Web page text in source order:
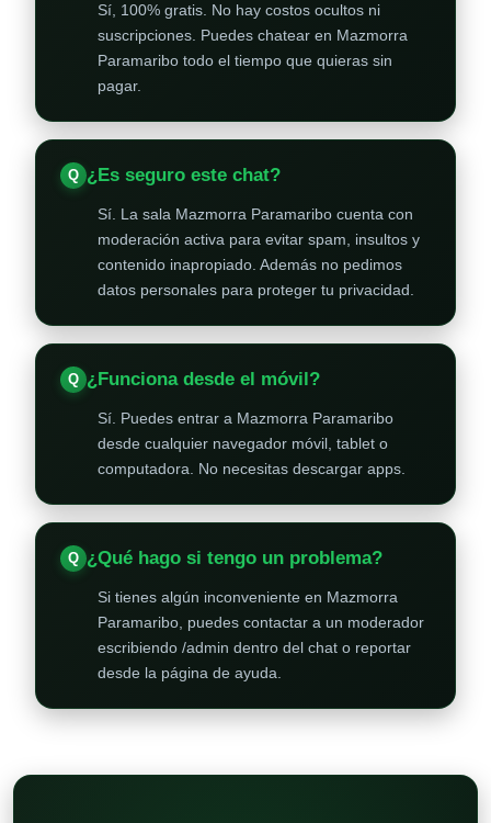
Sí, 100% gratis. No hay costos ocultos ni
suscripciones. Puedes chatear en Mazmorra
Paramaribo todo el tiempo que quieras sin
pagar.
¿Es seguro este chat?
Sí. La sala Mazmorra Paramaribo cuenta con
moderación activa para evitar spam, insultos y
contenido inapropiado. Además no pedimos
datos personales para proteger tu privacidad.
¿Funciona desde el móvil?
Sí. Puedes entrar a Mazmorra Paramaribo
desde cualquier navegador móvil, tablet o
computadora. No necesitas descargar apps.
¿Qué hago si tengo un problema?
Si tienes algún inconveniente en Mazmorra
Paramaribo, puedes contactar a un moderador
escribiendo /admin dentro del chat o reportar
desde la página de ayuda.